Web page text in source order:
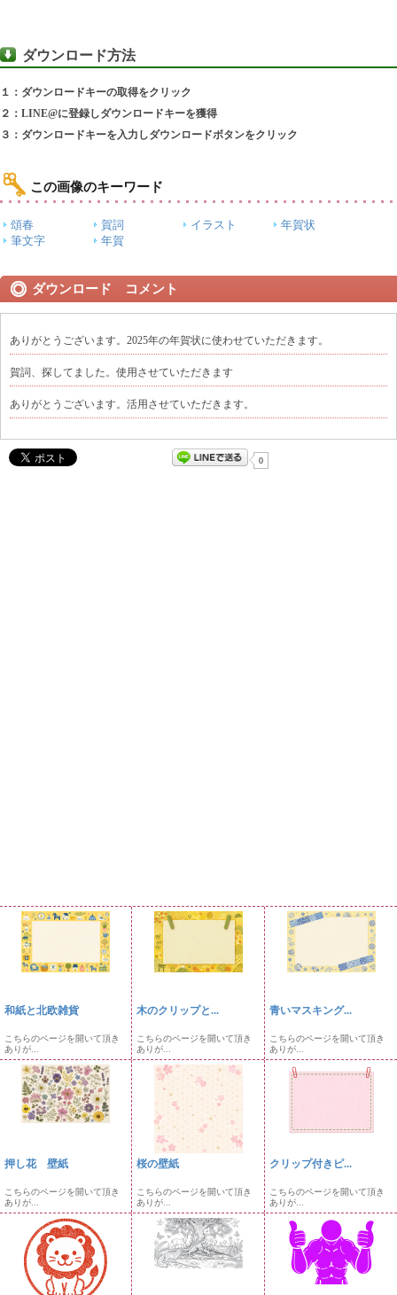
ダウンロード方法
１：ダウンロードキーの取得をクリック
２：LINE@に登録しダウンロードキーを獲得
３：ダウンロードキーを入力しダウンロードボタンをクリック
この画像のキーワード
頌春 賀詞 イラスト
年賀状
筆文字
年賀
ダウンロード コメント
ありがとうございます。2025年の年賀状に使わせていただきます。
賀詞、探してました。使用させていただきます
ありがとうございます。活用させていただきます。
0
和紙と北欧雑貨
こちらのページを開いて頂き
ありが...
木のクリップと...
こちらのページを開いて頂き
ありが...
青いマスキング...
こちらのページを開いて頂き
ありが...
押し花 壁紙
こちらのページを開いて頂き
ありが...
桜の壁紙
こちらのページを開いて頂き
ありが...
クリップ付きピ...
こちらのページを開いて頂き
ありが...